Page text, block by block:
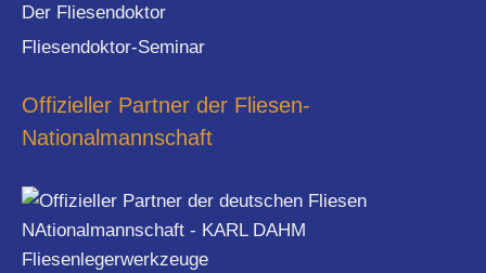
Der Fliesendoktor
Fliesendoktor-Seminar
Offizieller Partner der Fliesen-
Nationalmannschaft